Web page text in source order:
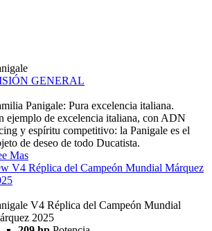
GENERAL
Panigale: Pura excelencia italiana.
ejemplo de excelencia italiana, con ADN
y espíritu competitivo: la Panigale es el
de deseo de todo Ducatista.
Mas
V4 Réplica del Campeón Mundial Márquez
V4 Réplica del Campeón Mundial
2025